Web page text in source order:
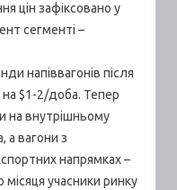
цін зафіксовано у
сегменті –
напіввагонів після
на $1-2/доба. Тепер
на внутрішньому
а вагони з
напрямках –
учасники ринку